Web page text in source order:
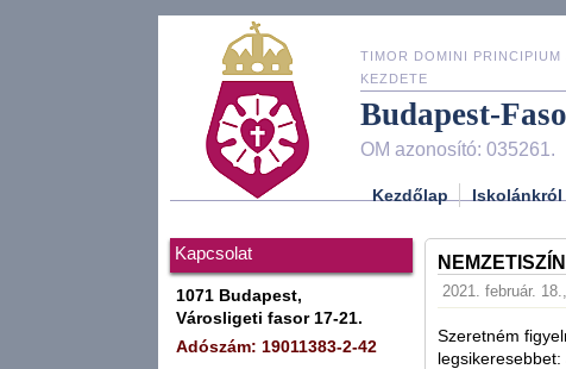
TIMOR DOMINI
KEZDETE
Budapest-
OM azonosító: 035261.
Kezdőlap Iskolánkról
Kapcsolat
1071 Budapest,
Városligeti fasor 17-21.
Adószám: 19011383-2-42
2021. február.
Szeretném
legsikeresebbet: